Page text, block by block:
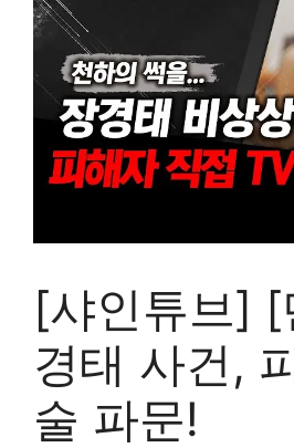
[샤인튜브]
경태 사건,
술 파문!